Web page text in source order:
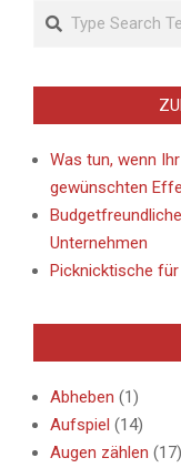
Search
Was tun, wenn
gewünschten
Unternehmen
Picknicktische
Abheben (1)
Aufspiel (14)
Augen zählen (17)